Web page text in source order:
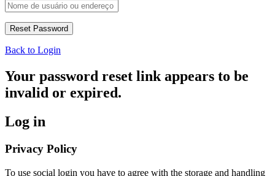
Back to Login
Your password reset link appears to be
invalid or expired.
Log in
Privacy Policy
To use social login you have to agree with the storage and handling